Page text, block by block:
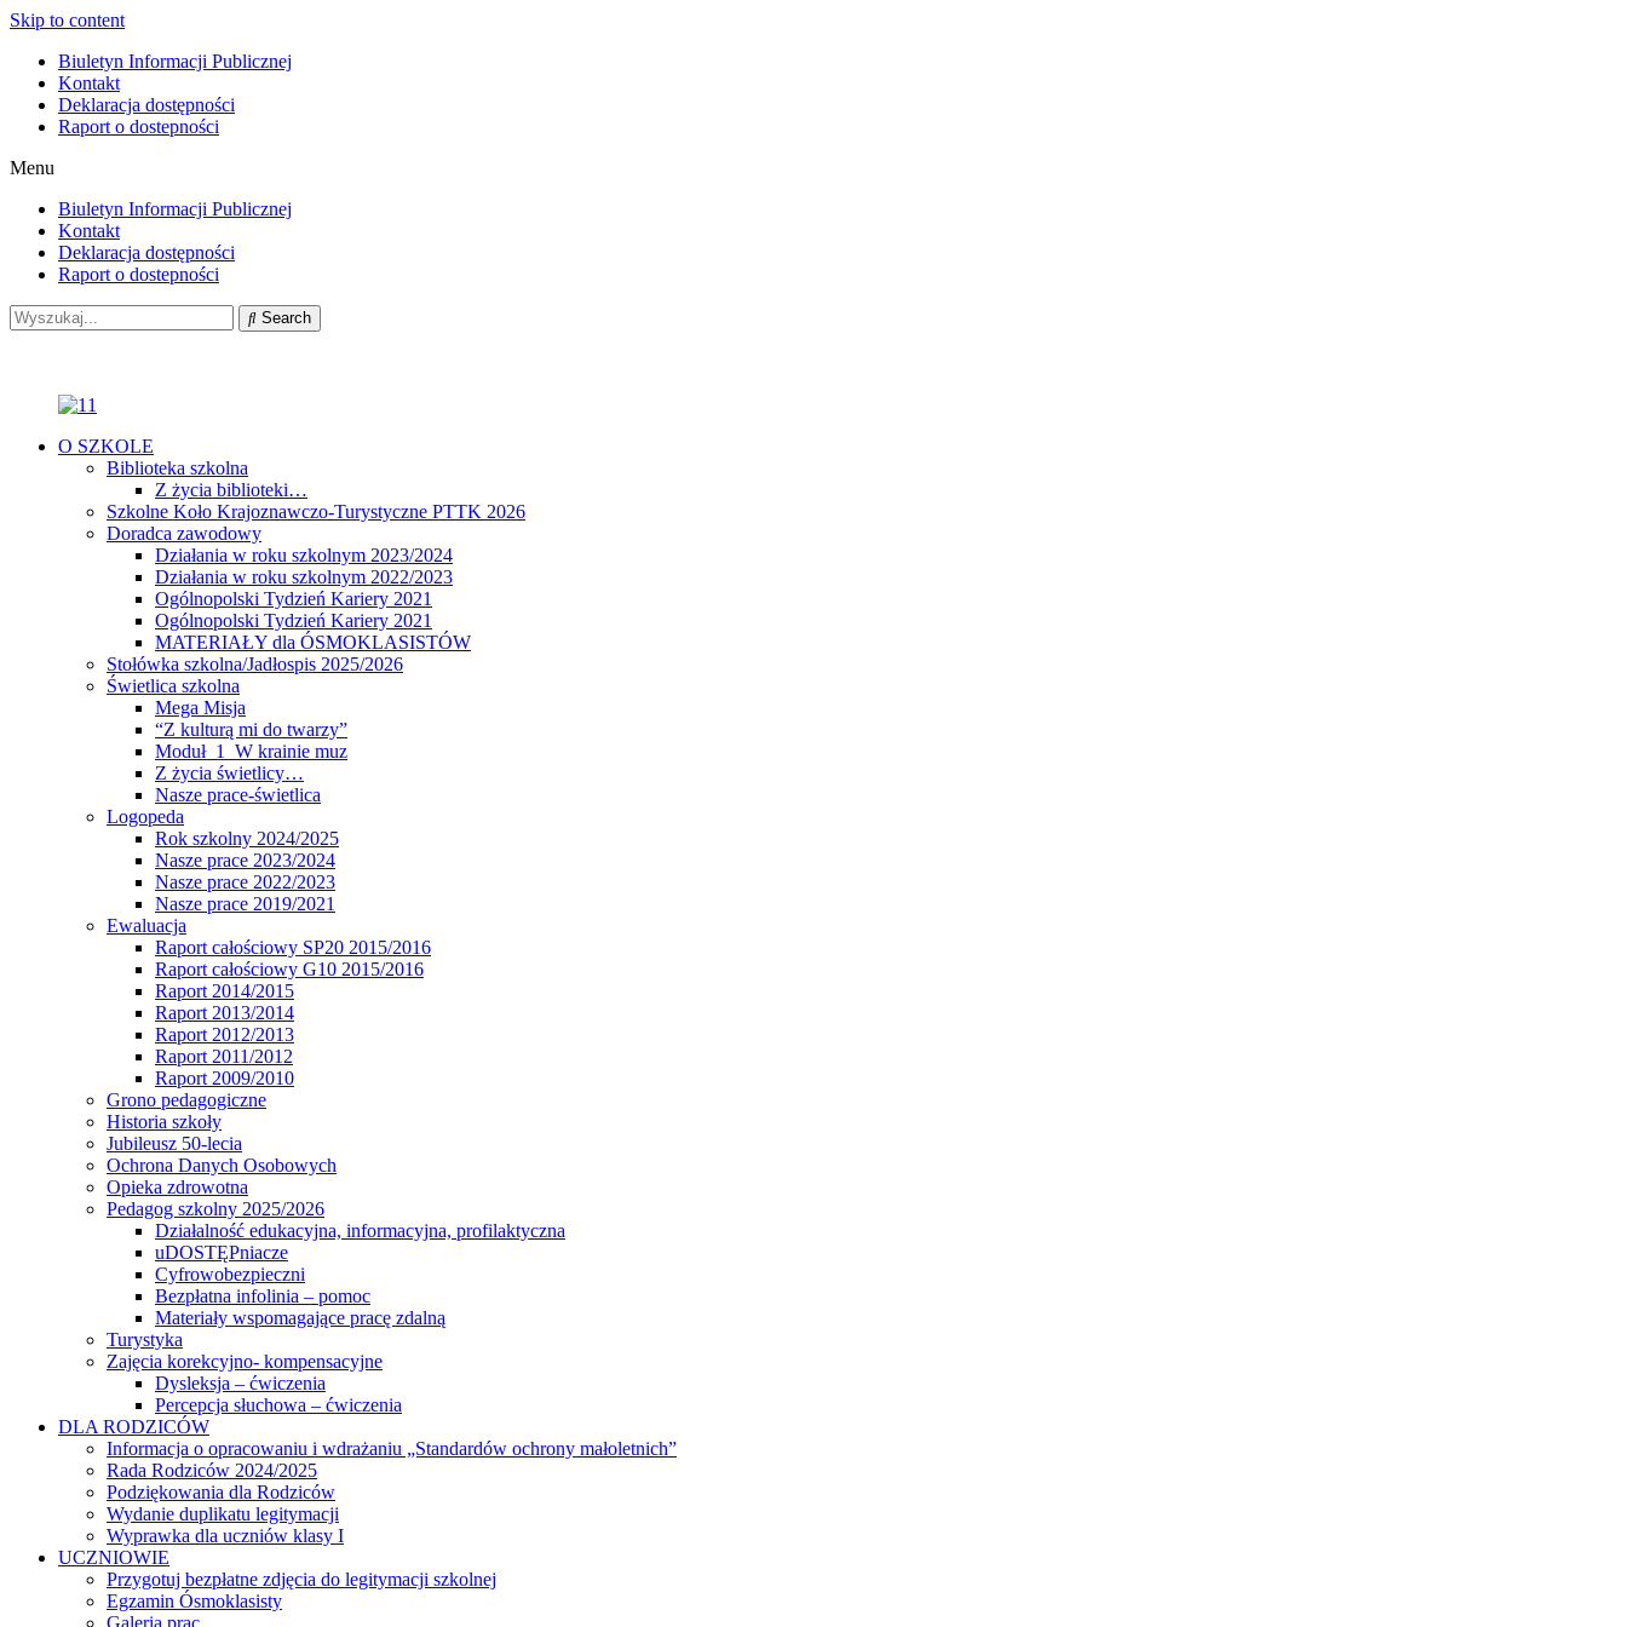
Skip to content
Biuletyn Informacji Publicznej
Kontakt
Deklaracja dostępności
Raport o dostepności
Menu
Biuletyn Informacji Publicznej
Kontakt
Deklaracja dostępności
Raport o dostepności
Search
O SZKOLE
Biblioteka szkolna
Z życia biblioteki…
Szkolne Koło Krajoznawczo-Turystyczne PTTK 2026
Doradca zawodowy
Działania w roku szkolnym 2023/2024
Działania w roku szkolnym 2022/2023
Ogólnopolski Tydzień Kariery 2021
Ogólnopolski Tydzień Kariery 2021
MATERIAŁY dla ÓSMOKLASISTÓW
Stołówka szkolna/Jadłospis 2025/2026
Świetlica szkolna
Mega Misja
“Z kulturą mi do twarzy”
Moduł 1 W krainie muz
Z życia świetlicy…
Nasze prace-świetlica
Logopeda
Rok szkolny 2024/2025
Nasze prace 2023/2024
Nasze prace 2022/2023
Nasze prace 2019/2021
Ewaluacja
Raport całościowy SP20 2015/2016
Raport całościowy G10 2015/2016
Raport 2014/2015
Raport 2013/2014
Raport 2012/2013
Raport 2011/2012
Raport 2009/2010
Grono pedagogiczne
Historia szkoły
Jubileusz 50-lecia
Ochrona Danych Osobowych
Opieka zdrowotna
Pedagog szkolny 2025/2026
Działalność edukacyjna, informacyjna, profilaktyczna
uDOSTĘPniacze
Cyfrowobezpieczni
Bezpłatna infolinia – pomoc
Materiały wspomagające pracę zdalną
Turystyka
Zajęcia korekcyjno- kompensacyjne
Dysleksja – ćwiczenia
Percepcja słuchowa – ćwiczenia
DLA RODZICÓW
Informacja o opracowaniu i wdrażaniu „Standardów ochrony małoletnich”
Rada Rodziców 2024/2025
Podziękowania dla Rodziców
Wydanie duplikatu legitymacji
Wyprawka dla uczniów klasy I
UCZNIOWIE
Przygotuj bezpłatne zdjęcia do legitymacji szkolnej
Egzamin Ósmoklasisty
Galeria prac